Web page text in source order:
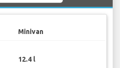
Minivan
12.4 l